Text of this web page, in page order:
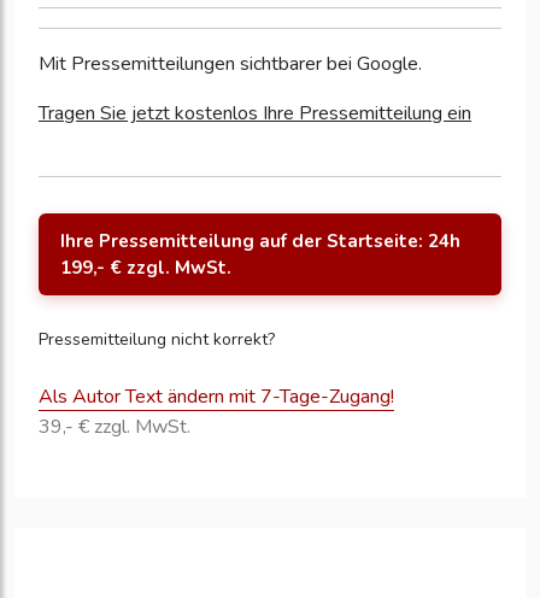
Mit Pressemitteilungen sichtbarer bei Google.
Tragen Sie jetzt kostenlos Ihre Pressemitteilung ein
Ihre Pressemitteilung auf der Startseite: 24h
199,- € zzgl. MwSt.
Pressemitteilung nicht korrekt?
Als Autor Text ändern mit 7-Tage-Zugang!
39,- € zzgl. MwSt.